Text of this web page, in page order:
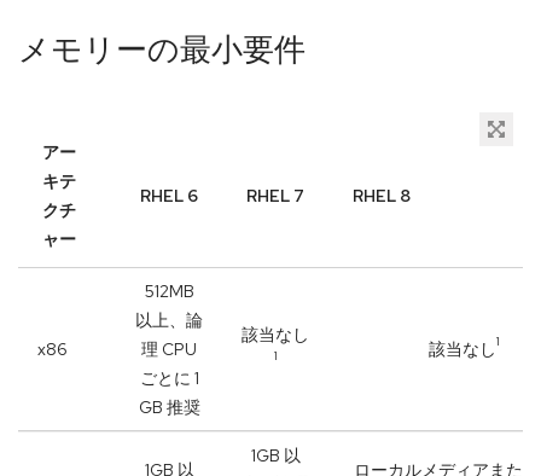
メモリーの最小要件
アー
キテ
クチ
ャー
RHEL 6 RHEL 7 RHEL 8
x86
512MB
以上、論
理 CPU
ごとに 1
GB 推奨
該当なし
1 該当なし1
1GB 以
1GB 以
ローカルメディアまたは